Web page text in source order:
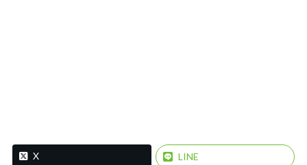
X LINE